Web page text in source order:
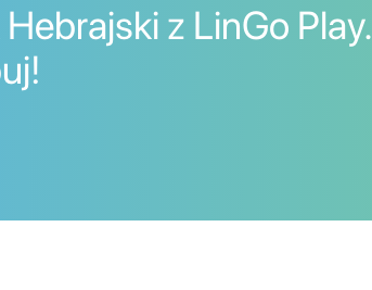
z LinGo Play.